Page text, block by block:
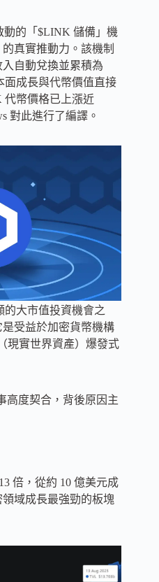
動的「$LINK 儲備」機
真實推動力。該機制
自動兌換並累積為
成長與代幣價值直接
代幣價格已上漲近
對此進行了編譯。
大市值投資機會之
受益於加密貨幣機構
現實世界資產）爆發式
高度契合，背後原因主
倍，從約 10 億美元成
域成長最強勁的板塊